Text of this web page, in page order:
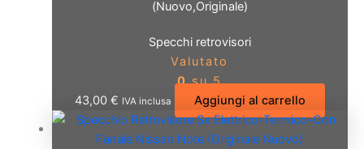
(Nuovo,Originale)
Specchi retrovisori
Valutato
0su 5
43,00 € IVA inclusa Aggiungi al carrello